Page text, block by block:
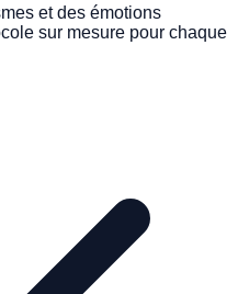
et des émotions
sur mesure pour chaque